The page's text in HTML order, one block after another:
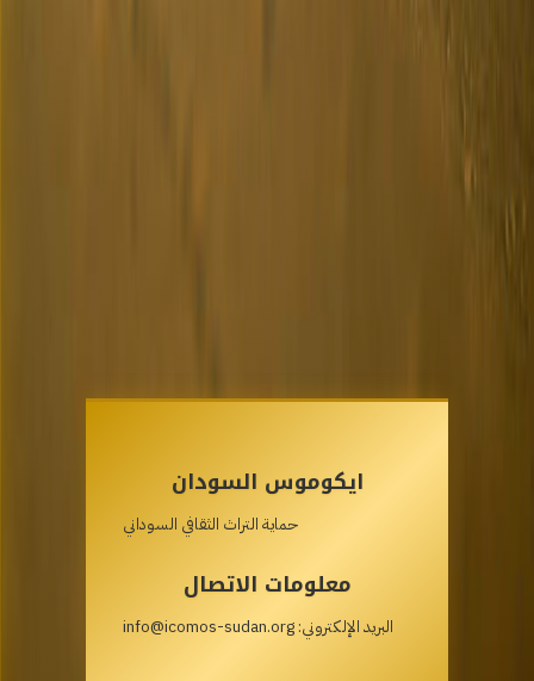
ايكوموس السودان
حماية التراث الثقافي السوداني
معلومات الاتصال
البريد الإلكتروني: info@icomos-sudan.org